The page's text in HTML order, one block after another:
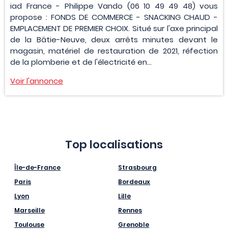
iad France - Philippe Vando (06 10 49 49 48) vous
propose : FONDS DE COMMERCE - SNACKING CHAUD -
EMPLACEMENT DE PREMIER CHOIX. Situé sur l'axe principal
de la Bâtie-Neuve, deux arrêts minutes devant le
magasin, matériel de restauration de 2021, réfection
de la plomberie et de l'électricité en...
Voir l'annonce
Top localisations
Île-de-France
Paris
Lyon
Marseille
Toulouse
Strasbourg
Bordeaux
Lille
Rennes
Grenoble